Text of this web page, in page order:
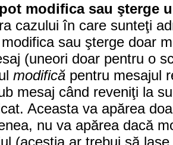
modifica sau şterge
cazului în care sunteţi
sau şterge doar
(uneori doar pentru o
modifică pentru mesajul
mesaj când reveniţi la
Aceasta va apărea
nu va apărea dacă
(aceştia ar trebui să